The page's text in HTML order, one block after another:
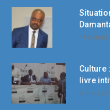
11
Culture
livre
5 mars